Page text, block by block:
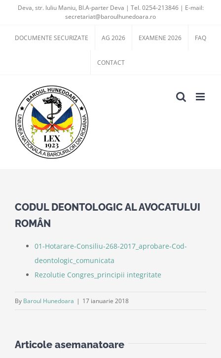
content
Deva, str. Iuliu Maniu, Bl.A-parter Deva | Tel. 0254-213846 | E-mail:
secretariat@baroulhunedoara.ro
DOCUMENTE SECURIZATE AG 2026 EXAMENE 2026 FAQ
CONTACT
Larger
Image
CODUL DEONTOLOGIC AL AVOCATULUI
ROMÂN
01-Hotarare-Consiliu-268-2017_aprobare-Cod-
deontologic_comunicata
Rezolutie Congres_principii integritate
By Baroul Hunedoara | 17 ianuarie 2018
Articole asemanatoare